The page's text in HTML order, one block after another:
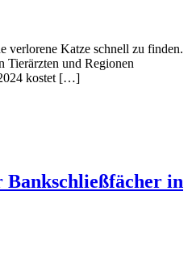
verlorene Katze schnell zu finden.
Tierärzten und Regionen
kostet […]
in